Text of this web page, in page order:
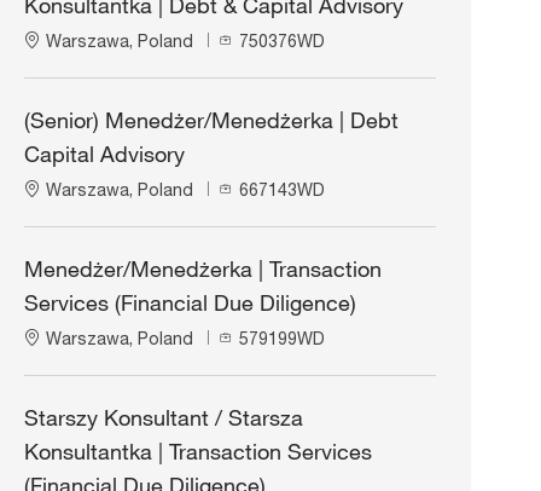
L
a
t
i
o
Warszawa, Poland
J
I
750376WD
(Senior) Menedżer/Menedżerka | Debt
Capital Advisory
L
a
i
o
Warszawa, Poland
J
667143WD
Menedżer/Menedżerka | Transaction
Services (Financial Due Diligence)
L
a
i
o
Warszawa, Poland
J
I
579199WD
Starszy Konsultant / Starsza
Konsultantka | Transaction Services
(Financial Due Diligence)